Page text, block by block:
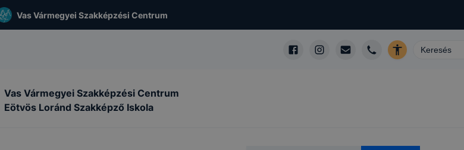
Vas Vármegyei Szakképzési Centrum
Vas Vármegyei Szakképzési Centrum
Eötvös Loránd Szakképző Iskola